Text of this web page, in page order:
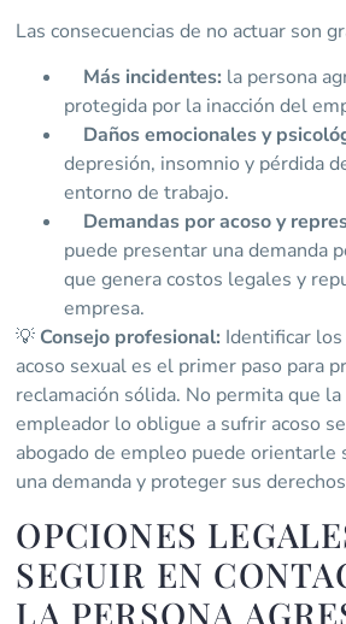
Las consecuencias de no actuar son
Más incidentes: la persona
protegida por la inacción del
Daños emocionales y
depresión, insomnio y pérdida
entorno de trabajo.
Demandas por acoso y
puede presentar una demanda
que genera costos legales y
empresa.
💡 Consejo profesional: Identificar
acoso sexual es el primer paso para
reclamación sólida. No permita que la
empleador lo obligue a sufrir acoso
abogado de empleo puede orientarle
una demanda y proteger sus
OPCIONES
SEGUIR EN
LA PERSONA